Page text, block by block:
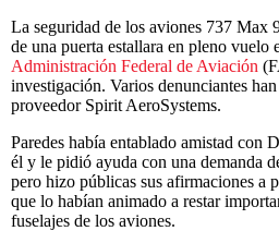
La seguridad de los aviones 737 Max
de una puerta estallara en pleno
Administración Federal de Aviación
investigación. Varios denunciantes
proveedor Spirit AeroSystems.
Paredes había entablado amistad con
él y le pidió ayuda con una demanda
pero hizo públicas sus afirmaciones a
que lo habían animado a restar
fuselajes de los aviones.